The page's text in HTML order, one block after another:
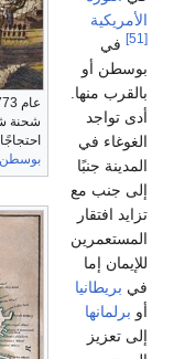
بوسطن الغاضبين
ميناء بوسطن
يُعرف باسم حفل شاي